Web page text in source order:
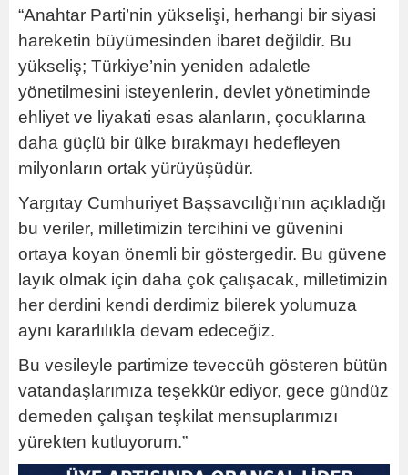
“Anahtar Parti’nin yükselişi, herhangi bir siyasi
hareketin büyümesinden ibaret değildir. Bu
yükseliş; Türkiye’nin yeniden adaletle
yönetilmesini isteyenlerin, devlet yönetiminde
ehliyet ve liyakati esas alanların, çocuklarına
daha güçlü bir ülke bırakmayı hedefleyen
milyonların ortak yürüyüşüdür.
Yargıtay Cumhuriyet Başsavcılığı’nın açıkladığı
bu veriler, milletimizin tercihini ve güvenini
ortaya koyan önemli bir göstergedir. Bu güvene
layık olmak için daha çok çalışacak, milletimizin
her derdini kendi derdimiz bilerek yolumuza
aynı kararlılıkla devam edeceğiz.
Bu vesileyle partimize teveccüh gösteren bütün
vatandaşlarımıza teşekkür ediyor, gece gündüz
demeden çalışan teşkilat mensuplarımızı
yürekten kutluyorum.”